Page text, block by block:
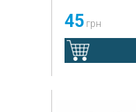
45 грн